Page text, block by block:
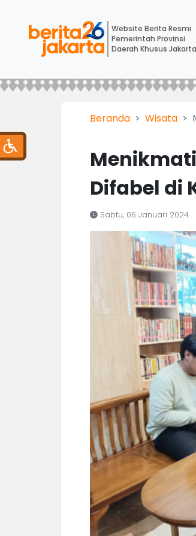
Website Berita Resmi
Pemerintah Provinsi
Daerah Khusus Jakarta
Beranda Wisata
Difabel di
Sabtu, 06 Januari 2024